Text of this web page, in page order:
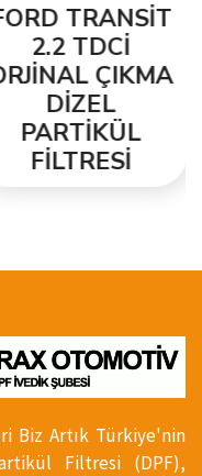
TRANSİT
2.2 TDCİ
ÇIKMA
DİZEL
PARTİKÜL
FİLTRESİ
Biz Artık Türkiye'nin
Filtresi (DPF),